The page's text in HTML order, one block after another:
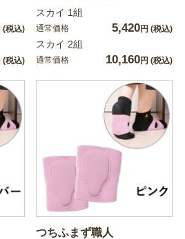
(税込)
(税込)
スカイ 1組
通常価格 5,420円 (税込)
スカイ 2組
通常価格 10,160円 (税込)
つちふまず職人